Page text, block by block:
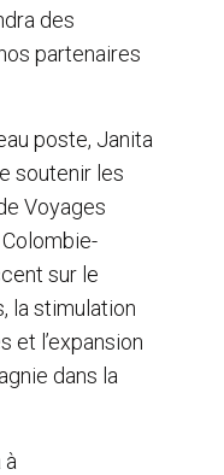
des
partenaires
poste, Janita
soutenir les
Voyages
sur le
la stimulation
et l’expansion
dans la
à